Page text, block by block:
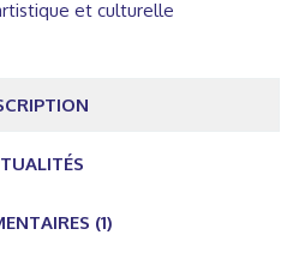
et culturelle
(1)